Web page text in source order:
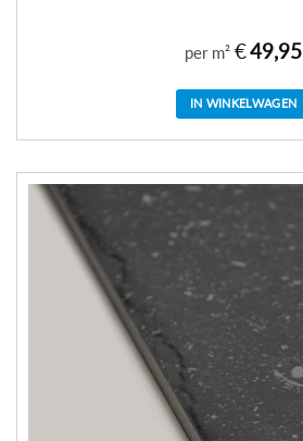
per m² €49,95
IN WINKELWAGEN